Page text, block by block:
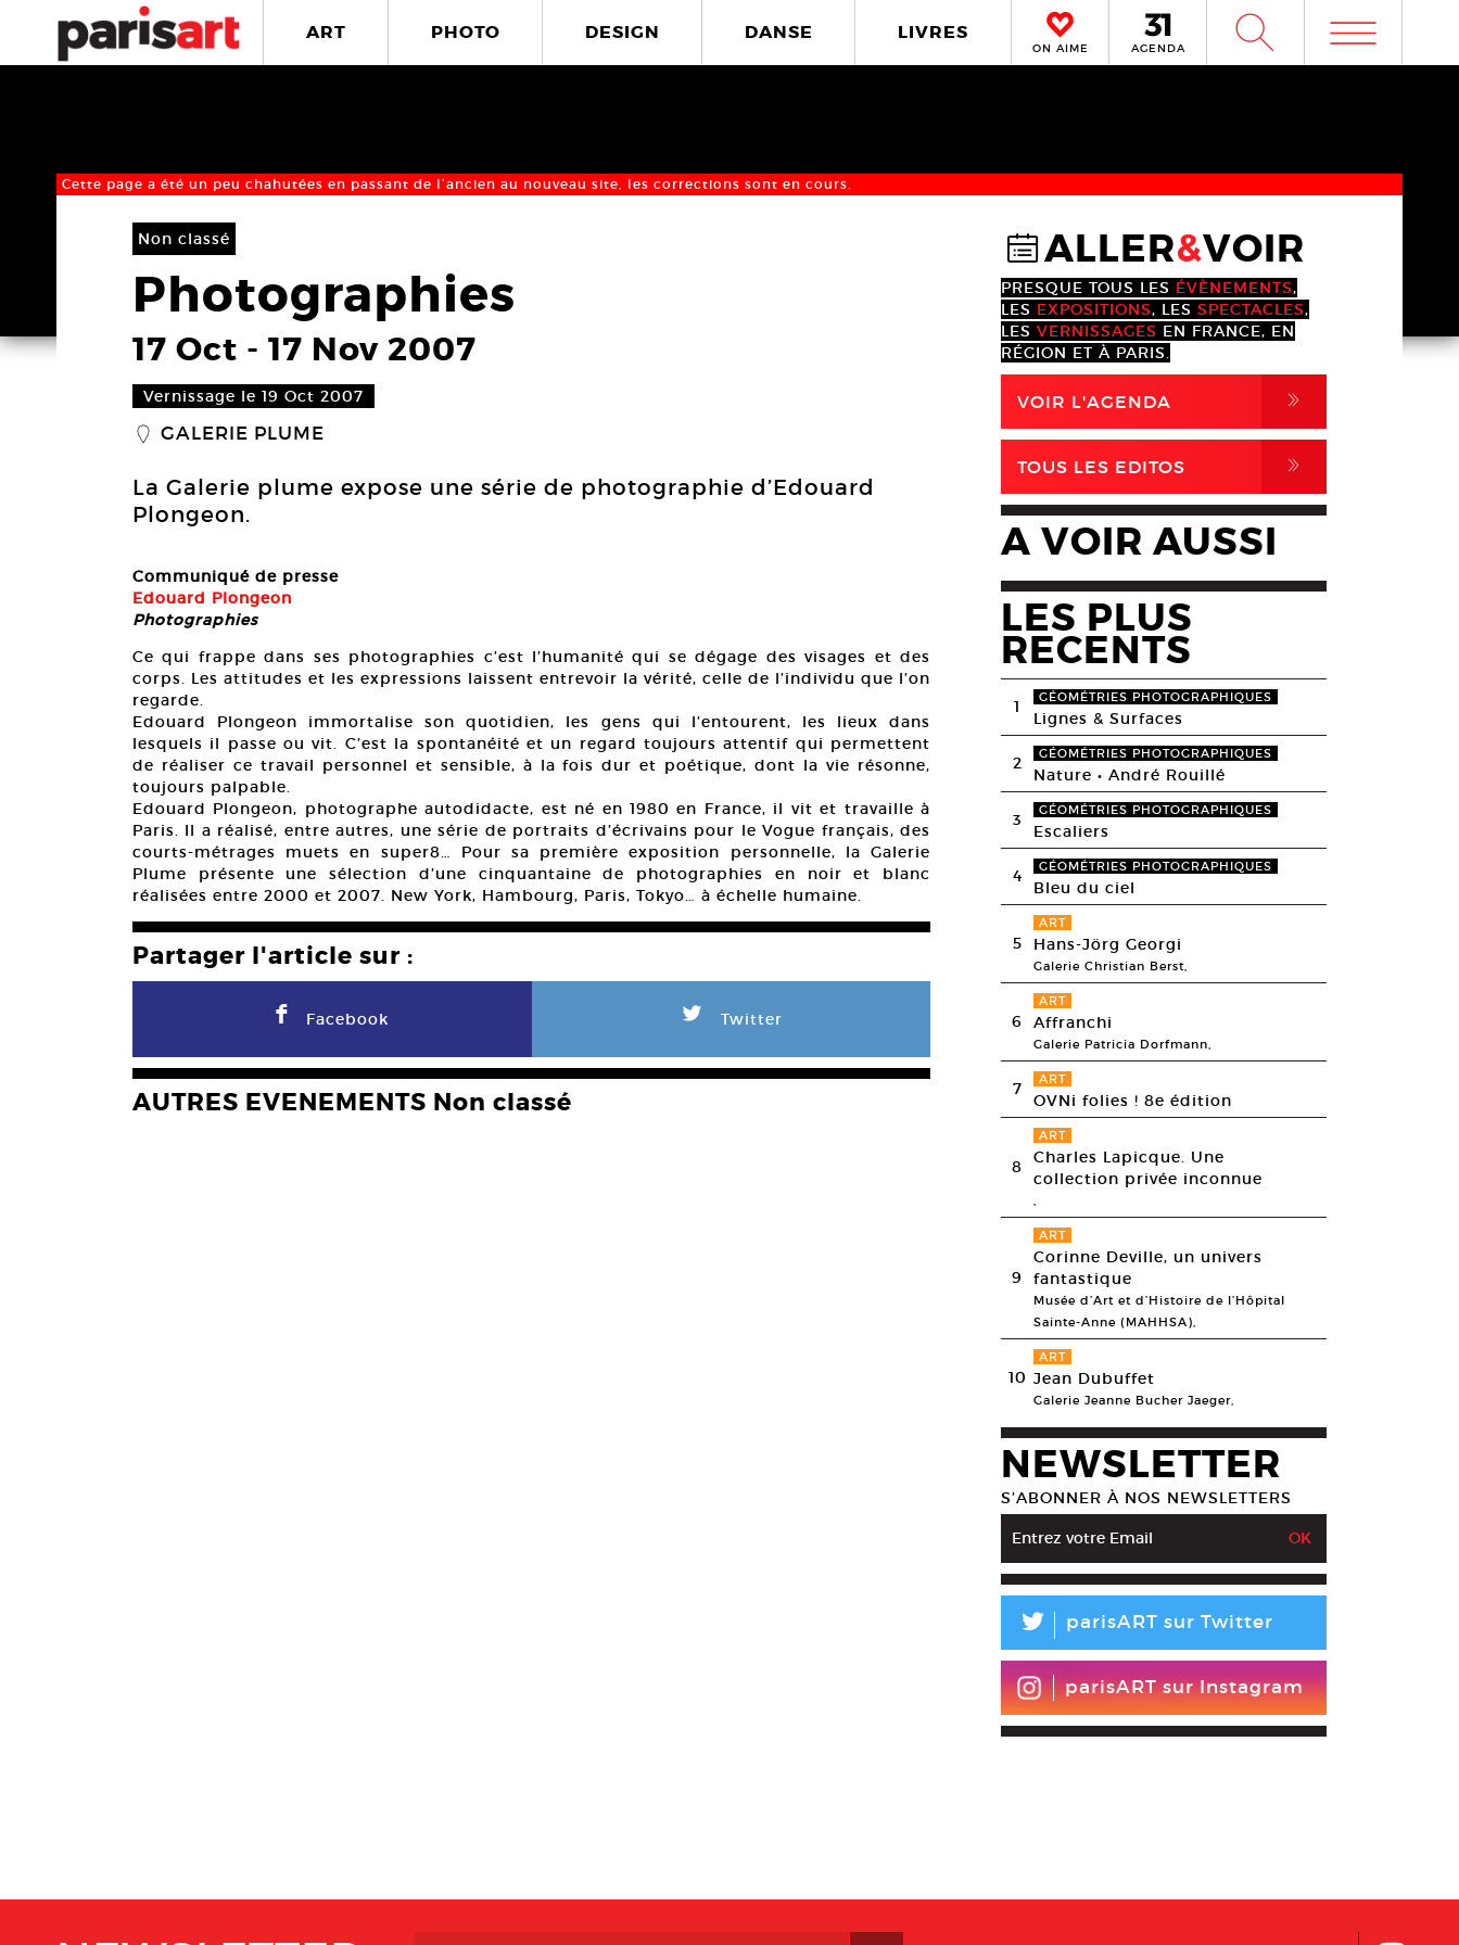
ART PHOTO DESIGN DANSE LIVRES
ON AIME AGENDA W m
Cette page a été un peu chahutées en passant de l’ancien au nouveau site, les corrections sont en cours.
Non classé
Photographies
17 Oct - 17 Nov 2007
Vernissage le 19 Oct 2007
_ GALERIE PLUME
La Galerie plume expose une série de photographie d’Edouard
Plongeon.
Communiqué de presse
Edouard Plongeon
Photographies
Ce qui frappe dans ses photographies c’est l’humanité qui se dégage des visages et des
corps. Les attitudes et les expressions laissent entrevoir la vérité, celle de l’individu que l’on
regarde.
Edouard Plongeon immortalise son quotidien, les gens qui l’entourent, les lieux dans
lesquels il passe ou vit. C’est la spontanéité et un regard toujours attentif qui permettent
de réaliser ce travail personnel et sensible, à la fois dur et poétique, dont la vie résonne,
toujours palpable.
Edouard Plongeon, photographe autodidacte, est né en 1980 en France, il vit et travaille à
Paris. Il a réalisé, entre autres, une série de portraits d’écrivains pour le Vogue français, des
courts-métrages muets en super8… Pour sa première exposition personnelle, la Galerie
Plume présente une sélection d’une cinquantaine de photographies en noir et blanc
réalisées entre 2000 et 2007. New York, Hambourg, Paris, Tokyo… à échelle humaine.
Partager l'article sur :
F Facebook L Twitter
AUTRES EVENEMENTS Non classé
@ALLER&VOIR
PRESQUE TOUS LES ÉVÈNEMENTS,
LES EXPOSITIONS, LES SPECTACLES,
LES VERNISSAGES EN FRANCE, EN
RÉGION ET À PARIS.
VOIR L'AGENDA ,
TOUS LES EDITOS ,
A VOIR AUSSI
LES PLUS
RECENTS
1 GÉOMÉTRIES PHOTOGRAPHIQUES
Lignes & Surfaces
2 GÉOMÉTRIES PHOTOGRAPHIQUES
Nature • André Rouillé
3 GÉOMÉTRIES PHOTOGRAPHIQUES
Escaliers
4 GÉOMÉTRIES PHOTOGRAPHIQUES
Bleu du ciel
5
ART
Hans-Jörg Georgi
Galerie Christian Berst,
6
ART
Affranchi
Galerie Patricia Dorfmann,
7 ART
OVNi folies ! 8e édition
8
ART
Charles Lapicque. Une
collection privée inconnue
,
9
ART
Corinne Deville, un univers
fantastique
Musée d’Art et d’Histoire de l’Hôpital
Sainte-Anne (MAHHSA),
10
ART
Jean Dubuffet
Galerie Jeanne Bucher Jaeger,
NEWSLETTER
S’ABONNER À NOS NEWSLETTERS
L parisART sur Twitter
parisART sur Instagram